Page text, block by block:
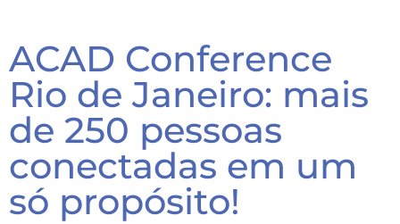
ACAD Conference
Rio de Janeiro: mais
de 250 pessoas
conectadas em um
só propósito!